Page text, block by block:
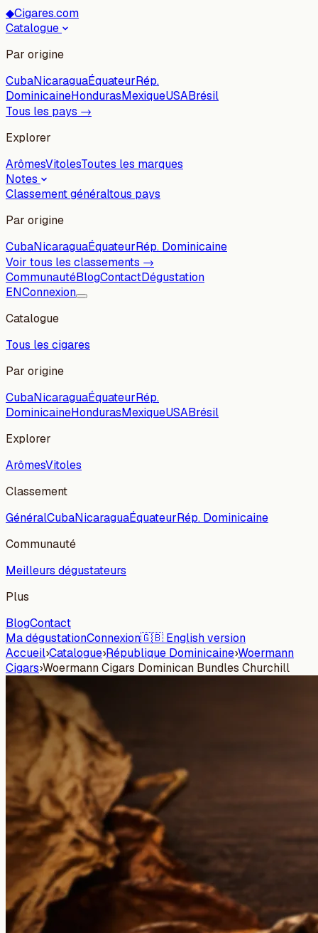
◆Cigares.com
Catalogue
Par origine
CubaNicaraguaÉquateurRép.
DominicaineHondurasMexiqueUSABrésil
Tous les pays →
Explorer
ArômesVitolesToutes les marques
Notes
Classement généraltous pays
Par origine
CubaNicaraguaÉquateurRép. Dominicaine
Voir tous les classements →
CommunautéBlogContactDégustation
ENConnexion
Catalogue
Tous les cigares
Par origine
CubaNicaraguaÉquateurRép.
DominicaineHondurasMexiqueUSABrésil
Explorer
ArômesVitoles
Classement
GénéralCubaNicaraguaÉquateurRép. Dominicaine
Communauté
Meilleurs dégustateurs
Plus
BlogContact
Ma dégustationConnexion🇬🇧 English version
Accueil›Catalogue›République Dominicaine›Woermann
Cigars›Woermann Cigars Dominican Bundles Churchill